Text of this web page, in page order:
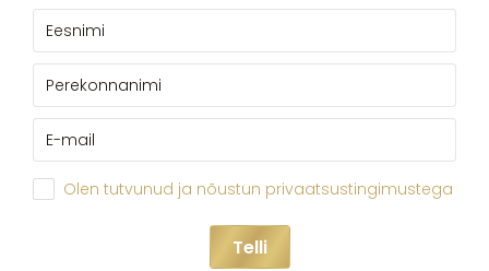
Olen tutvunud ja nõustun privaatsustingimustega
Telli